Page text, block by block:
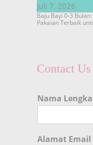
Juli 7, 2026
Baju Bayi 0-3
Pakaian Terbaik
Contact Us
Nama
Alamat Email